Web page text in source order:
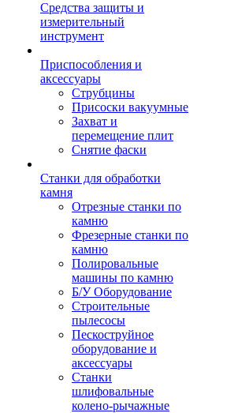
Средства защиты и
измерительный
инструмент
Приспособления и
аксессуары
Струбцины
Присоски вакуумные
Захват и
перемещение плит
Снятие фаски
Станки для обработки
камня
Отрезные станки по
камню
Фрезерные станки по
камню
Полировальные
машины по камню
Б/У Оборудование
Строительные
пылесосы
Пескоструйное
оборудование и
аксессуары
Станки
шлифовальные
колено-рычажные